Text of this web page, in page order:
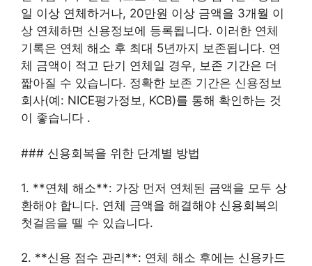
일 이상 연체하거나, 20만원 이상 금액을 3개월 이
상 연체하면 신용정보에 등록됩니다. 이러한 연체
기록은 연체 해소 후 최대 5년까지 보존됩니다. 연
체 금액이 적고 단기 연체일 경우, 보존 기간은 더
짧아질 수 있습니다. 정확한 보존 기간은 신용정보
회사(예: NICE평가정보, KCB)를 통해 확인하는 것
이 좋습니다 .
### 신용회복을 위한 단계별 방법
1. **연체 해소**: 가장 먼저 연체된 금액을 모두 상
환해야 합니다. 연체 금액을 해결해야 신용회복의
첫걸음을 뗄 수 있습니다.
2. **신용 점수 관리**: 연체 해소 후에는 신용카드